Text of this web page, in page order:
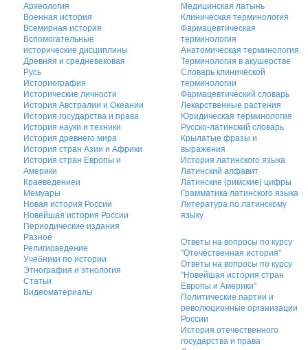
Археология
Военная история
Всемирная история
Вспомогательные
исторические дисциплины
Древняя и средневековая
Русь
Историография
Исторические личности
История Австралии и Океании
История государства и права
История науки и техники
История древнего мира
История стран Азии и Африки
История стран Европы и
Америки
Краеведениеи
Мемуары
Новая история России
Новейшая история России
Периодические издания
Разное
Религиоведение
Учебники по истории
Этнография и этнология
Статьи
Видеоматериалы
Медицинская латынь
Клиническая терминология
Фармацевтическая
терминология
Анатомическая терминология
Терминология в акушерстве
Словарь клинической
терминологии
Фармацевтический словарь
Лекарственные растения
Юридическая терминология
Русско-латинский словарь
Крылатые фразы и
выражения
История латинского языка
Латинский алфавит
Латинские (римские) цифры
Грамматика латинского языка
Литература по латинскому
языку
Ответы на вопросы по курсу
"Отечественная история"
Ответы на вопросы по курсу
"Новейшая история стран
Европы и Америки"
Политические партии и
революционные организации
России
История отечественного
государства и права